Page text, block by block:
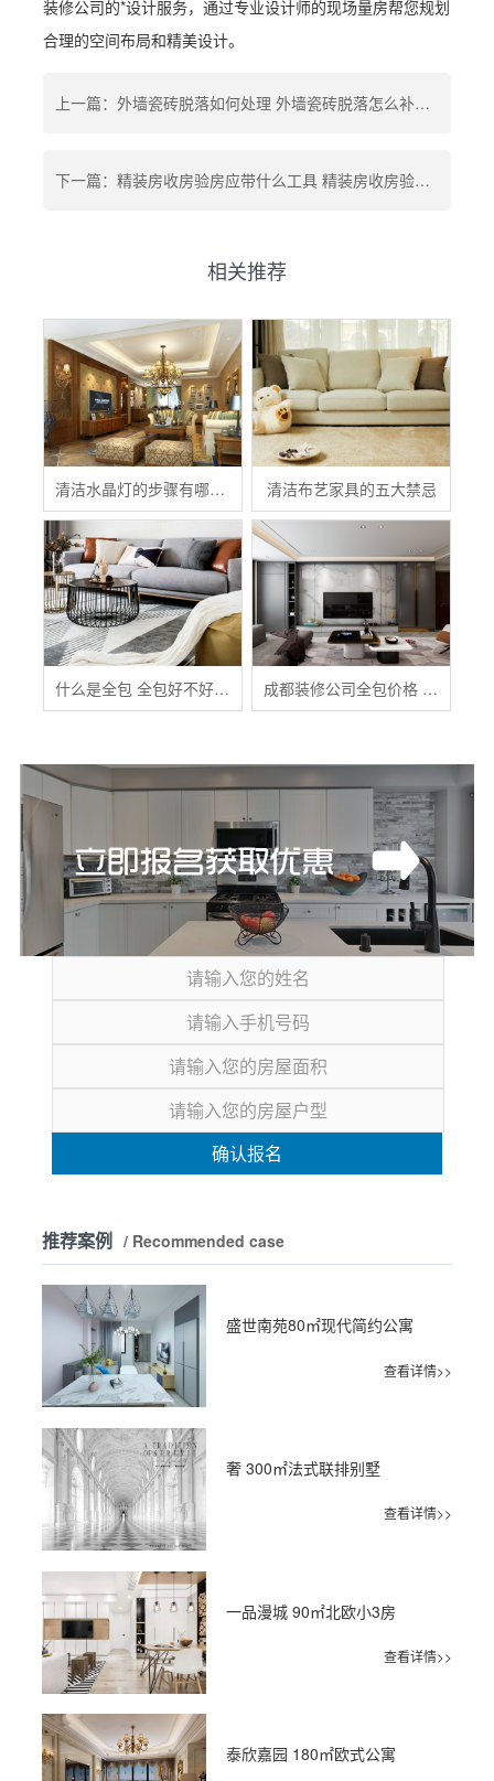
装修公司的*设计服务，通过专业设计师的现场量房帮您规划
合理的空间布局和精美设计。
上一篇：外墙瓷砖脱落如何处理 外墙瓷砖脱落怎么补救 外墙瓷砖脱落怎么加固
下一篇：精装房收房验房应带什么工具 精装房收房验房九步走 精装房交房后多久可以入住
相关推荐
清洁水晶灯的步骤有哪些？ 清洁布艺家具的五大禁忌
什么是全包 全包好不好 全包装修注意事项有哪些 成都装修公司全包价格 成都全包装修多少钱一平
确认报名
推荐案例 / Recommended case
盛世南苑80㎡现代简约公寓
查看详情>>
奢 300㎡法式联排别墅
查看详情>>
一品漫城 90㎡北欧小3房
查看详情>>
泰欣嘉园 180㎡欧式公寓